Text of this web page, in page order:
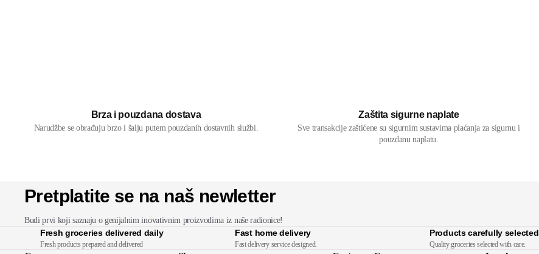
Brza i pouzdana dostava
Narudžbe se obrađuju brzo i šalju putem pouzdanih dostavnih službi.
Zaštita sigurne naplate
Sve transakcije zaštićene su sigurnim sustavima plaćanja za sigurnu i
pouzdanu naplatu.
Pretplatite se na naš newletter
Budi prvi koji saznaju o genijalnim inovativnim proizvodima iz naše radionice!
Fresh groceries delivered daily
Fresh products prepared and delivered
Fast home delivery
Fast delivery service designed.
Products carefully selected
Quality groceries selected with care.